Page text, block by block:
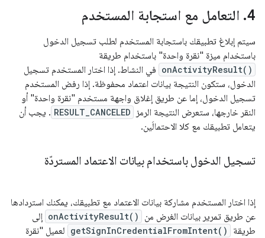
‫4
. التعامل مع استجابة المستخدم
سيتم إبلاغ تطبيقك باستجابة المستخدم لطلب تسجيل الدخول
باستخدام ميزة "نقرة واحدة" باستخدام طريقة
onActivityResult() في النشاط. إذا اختار المستخدم تسجيل
الدخول، ستكون النتيجة بيانات اعتماد محفوظة. إذا رفض المستخدم
تسجيل الدخول، إما عن طريق إغلاق واجهة مستخدم "نقرة واحدة" أو
النقر خارجها، ستعرض النتيجة الرمز
RESULT_CANCELED . يجب أن
يتعامل تطبيقك مع كلا الاحتمالَين.
تسجيل الدخول باستخدام بيانات الاعتماد المستردّة
إذا اختار المستخدم مشاركة بيانات الاعتماد مع تطبيقك، يمكنك استردادها
عن طريق تمرير بيانات الغرض من
onActivityResult() إلى
طريقة
getSignInCredentialFromIntent() لعميل "نقرة